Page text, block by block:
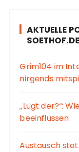
AKTUELLE
SOETHOF.DE
Grim104 im
nirgends
„Lügt der?“:
beeinflussen
Austausch